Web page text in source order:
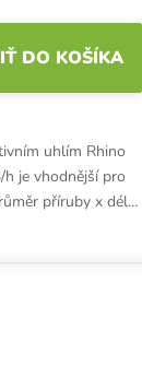
DO KOŠÍKA
uhlím Rhino
je vhodnější pro
příruby x délka